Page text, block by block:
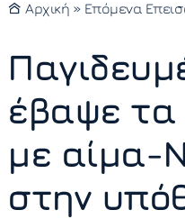
Αρχική » Επόμενα
έβαψε τα
με αίμα-
στην